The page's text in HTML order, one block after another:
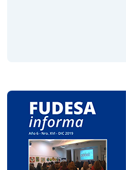
Volumen XVII
Enero - Febrero - Marzo 2020
Leer Revista